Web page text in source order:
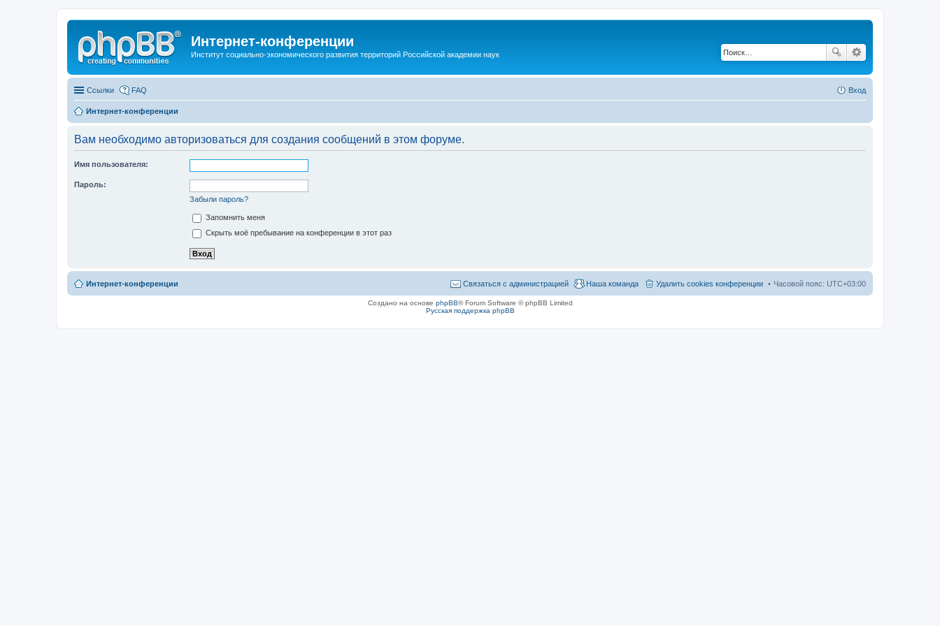
Интернет-конференции
Институт социально-экономического развития территорий Российской академии наук
Ссылки FAQ Вход
Интернет-конференции
Вам необходимо авторизоваться для создания сообщений в этом форуме.
Имя пользователя:
Пароль:
Забыли пароль?
Запомнить меня
Скрыть моё пребывание на конференции в этот раз
Интернет-конференции Часовой пояс: UTC+03:00
Удалить cookies конференции
Наша команда
Связаться с администрацией
Создано на основе phpBB® Forum Software © phpBB Limited
Русская поддержка phpBB